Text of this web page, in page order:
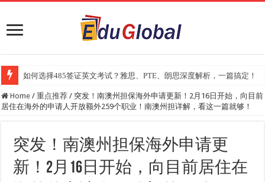
2025年《澳洲金融评论报》大学排名出炉：一份关乎本地就业与声誉的
Home / 重点推荐 / 突发！南澳州担保海外申请更新！2月16日开始，向目前
居住在海外的申请人开放额外259个职业！南澳州担详解，看这一篇就够！
突发！南澳州担保海外申请更
新！2月16日开始，向目前居住在